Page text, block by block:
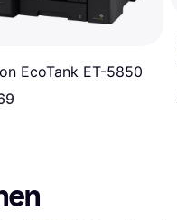
EcoTank ET-5850